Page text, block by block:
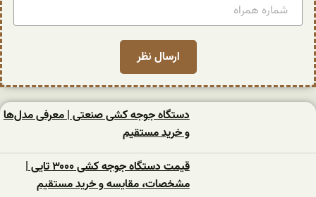
دستگاه جوجه کشی صنعتی | معرفی مدل‌ها
و خرید مستقیم
قیمت دستگاه جوجه کشی ۳۰۰۰ تایی |
مشخصات، مقایسه و خرید مستقیم